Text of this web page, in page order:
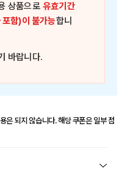
상품으로유효기간
포함)이 불가능합니
바랍니다.
은 되지 않습니다. 해당 쿠폰은 일부 점